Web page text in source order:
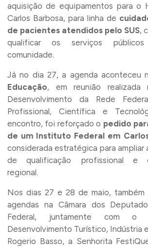
aquisição de equipamentos para o
Carlos Barbosa, para linha de
de pacientes atendidos pelo SUS,
qualificar os serviços
comunidade.
Já no dia 27, a agenda aconteceu
Educação, em reunião realizada
Desenvolvimento da Rede
Profissional, Científica e
encontro, foi reforçado o pedido
de um Instituto Federal em
considerada estratégica para ampliar
de qualificação profissional e
regional.
Nos dias 27 e 28 de maio, também
agendas na Câmara dos
Federal, juntamente com o
Desenvolvimento Turístico, Indústria
Rogerio Basso, a Senhorita